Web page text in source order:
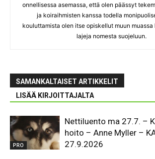
onnellisessa asemassa, että olen päässyt
ja koiraihmisten kanssa todella
kouluttamista olen itse opiskellut muun muassa
lajeja nomesta suojeluun.
SAMANKALTAISET ARTIKKELIT
LISÄÄ KIRJOITTAJALTA
PRO
Nettiluento ma 27.7. –
hoito – Anne Myller –
27.9.2026